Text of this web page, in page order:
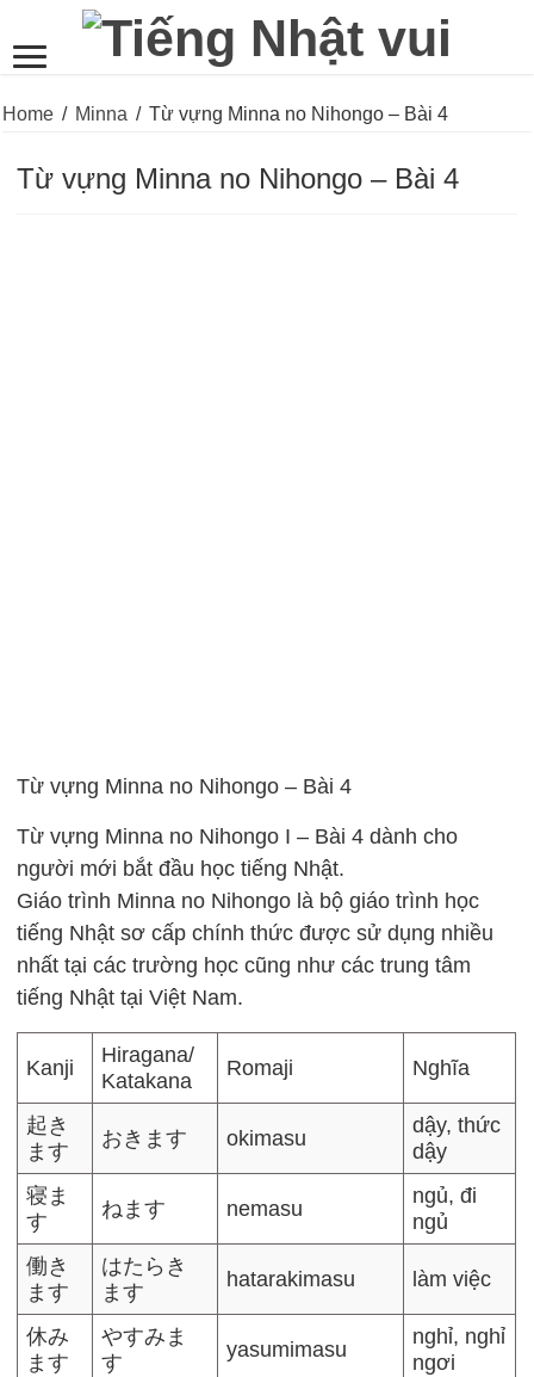
Home / Minna / Từ vựng Minna no Nihongo – Bài 4
Từ vựng Minna no Nihongo – Bài 4
Từ vựng Minna no Nihongo – Bài 4
Từ vựng Minna no Nihongo I – Bài 4 dành cho
người mới bắt đầu học tiếng Nhật.
Giáo trình Minna no Nihongo là bộ giáo trình học
tiếng Nhật sơ cấp chính thức được sử dụng nhiều
nhất tại các trường học cũng như các trung tâm
tiếng Nhật tại Việt Nam.
Kanji
Hiragana/
Katakana
Romaji Nghĩa
起き
ます
おきます okimasu
dậy, thức
dậy
寝ま
す
ねます nemasu
ngủ, đi
ngủ
働き
ます
はたらき
ます
hatarakimasu làm việc
休み
ます
やすみま
す
yasumimasu
nghỉ, nghỉ
ngơi